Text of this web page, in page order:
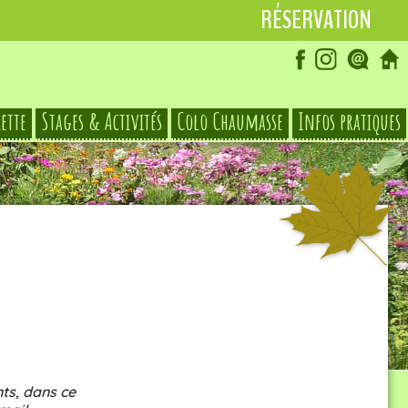
RÉSERVATION
Stages & Activités Colo Chaumasse Infos pratiques
dans ce